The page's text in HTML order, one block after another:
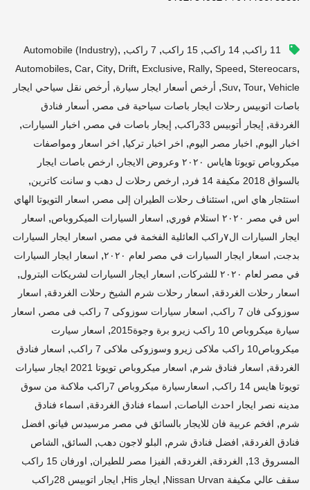
11 راكب , 14 راكب , 15 راكب , 7 راكب ,
Automobile (industry),
Automobiles, Car, City, Drift, Exclusive, Rally, Speed, Stereocars,
Suv, Tour, Vehicle
, أرخص أسعار ايجار سيارة, أرخص نقل سياحي ايجار
باصات اتوبيس رحلات ايجار باصات سياحية فى مصر , أسعار فنادق
الغردقة, إيجار أتوبيس 33راكب , إيجار باصات في مصر , اخبار السيارات,
اخبار اليوم, اخبار مصر اليوم, اخر اخبار تركيا, اخر اسعار ومواصفات
ميكروباص تويوتا هاياس ٢٠٢٠ وعروض الايجار
, ارخص باصات ايجار
بالسواق 2018 مكيفة 14 فرد
, ارخص رحلات ل دهب و سانت كاترين,
استئجار هاي اس, استئناف رحلات الطيران إلى مصر , اسعار التويوتا الهاي
اس في مصر ٢٠٢٠ استلام فوري
, اسعار السيارات الميكروباص, اسعار
ايجار السيارات ال٧راكب العائلية الفخمة في مصر
, اسعار ايجار السيارات
بدجت, اسعار ايجار السيارات في مصر لعام ٢٠٢٠ , اسعار ايجار السيارات
في مصر لعام ٢٠٢٠ للشركات
, اسعار ايجار السيارات لشريكات البترول,
اسعار رحلات الغردقة, اسعار رحلات شرم الشيخ رحلات الغردقة, اسعار
سوزوكى فان 7 راكب
, اسعار سيارات سوزوكى 7 راكب فى مصر , اسعار
سيارة ميكروباص 10 راكب زيرو برة وجوة2015
, اسعار سيارت
ميكروباص10 راكب ملاكى زيرو وسوزوكى ملاكى 7 راكب
, اسعار فنادق
الغردقة, اسعار فنادق شرم,
اسعار ميكروباص تويوتا 2021 ايجار سيارات
تويوتا هايس 14 راكب
,
اسعارسيارة ميكروباص 7راكب ملاكىة من سوق
مدينه نصر ايجار احدث الباصات, اسماء فنادق الغردقة, اسماء فنادق
شرم, افخم عربية فان للايجار بالسائق في مصر مرسيدس فيانو, افضل
فنادق الغردقة, افضل فنادق شرم, البلو لاجون دهب, السائق, الشاص
المسروق 13
, الغردقة, الغردقه, الفيزا مصر للطيران,
اورفان 15 راكب
سقف عالي مكيفة Nissan Urvan
, ايجار His ,
ايجار اتوبيس 28راكب